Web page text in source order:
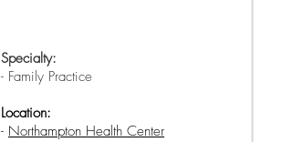
Specialty:
- Family Practice
Location:
- Northampton Health Center